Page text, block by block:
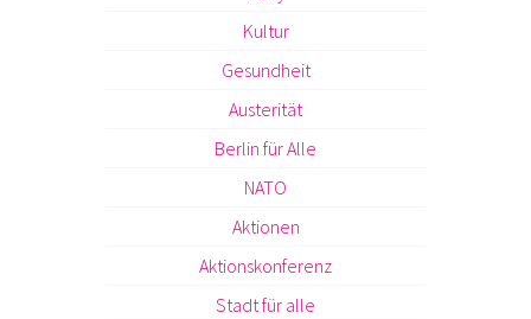
Kultur
Gesundheit
Austerität
Berlin für Alle
NATO
Aktionen
Aktionskonferenz
Stadt für alle